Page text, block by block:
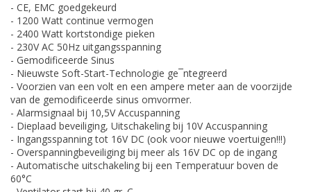
- CE, EMC goedgekeurd
- 1200 Watt continue vermogen
- 2400 Watt kortstondige pieken
- 230V AC 50Hz uitgangsspanning
- Gemodificeerde Sinus
- Nieuwste Soft-Start-Technologie ge¯ntegreerd
- Voorzien van een volt en een ampere meter aan de voorzijde
van de gemodificeerde sinus omvormer.
- Alarmsignaal bij 10,5V Accuspanning
- Dieplaad beveiliging, Uitschakeling bij 10V Accuspanning
- Ingangsspanning tot 16V DC (ook voor nieuwe voertuigen!!!)
- Overspanningbeveiliging bij meer als 16V DC op de ingang
- Automatische uitschakeling bij een Temperatuur boven de
60°C